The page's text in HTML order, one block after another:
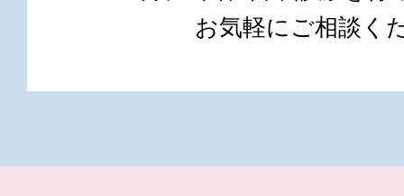
お気軽にご相談く